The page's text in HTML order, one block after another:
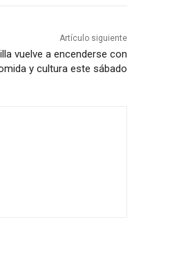
Artículo siguiente
vuelve a encenderse con
y cultura este sábado